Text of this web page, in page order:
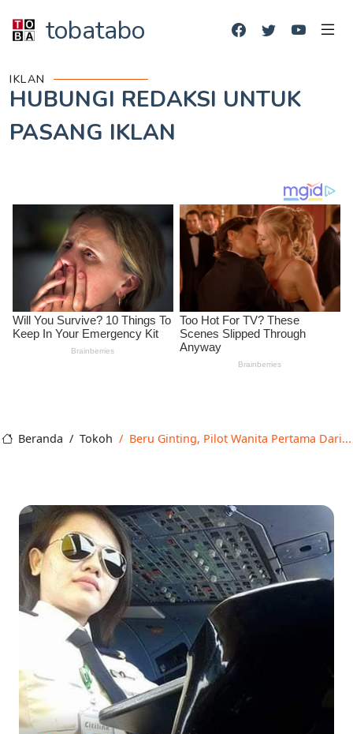
tobatabo
IKLAN
HUBUNGI REDAKSI UNTUK
PASANG IKLAN
Beranda Tokoh Beru Ginting, Pilot Wanita Pertama Dari...